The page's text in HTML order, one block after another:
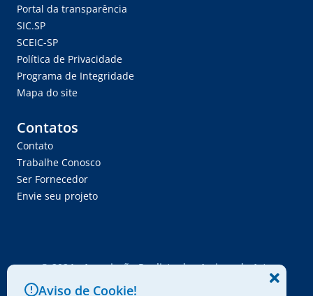
Portal da transparência
SIC.SP
SCEIC-SP
Política de Privacidade
Programa de Integridade
Mapa do site
Contatos
Contato
Trabalhe Conosco
Ser Fornecedor
Envie seu projeto
© 2024 - Associação Paulista dos Amigos da Arte
Aviso de Cookie!